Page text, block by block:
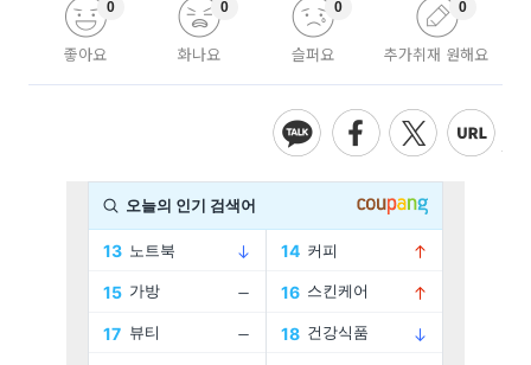
좋아요
0
화나요
0
슬퍼요
0
추가취재 원해요
0